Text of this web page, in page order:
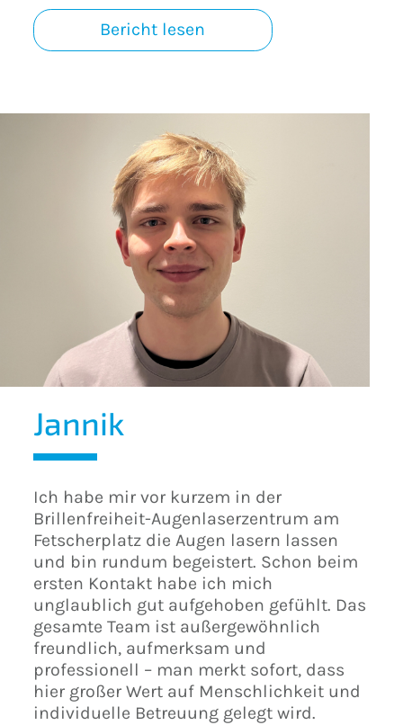
Bericht lesen
Jannik
Ich habe mir vor kurzem in der
Brillenfreiheit-Augenlaserzentrum am
Fetscherplatz die Augen lasern lassen
und bin rundum begeistert. Schon beim
ersten Kontakt habe ich mich
unglaublich gut aufgehoben gefühlt. Das
gesamte Team ist außergewöhnlich
freundlich, aufmerksam und
professionell – man merkt sofort, dass
hier großer Wert auf Menschlichkeit und
individuelle Betreuung gelegt wird.